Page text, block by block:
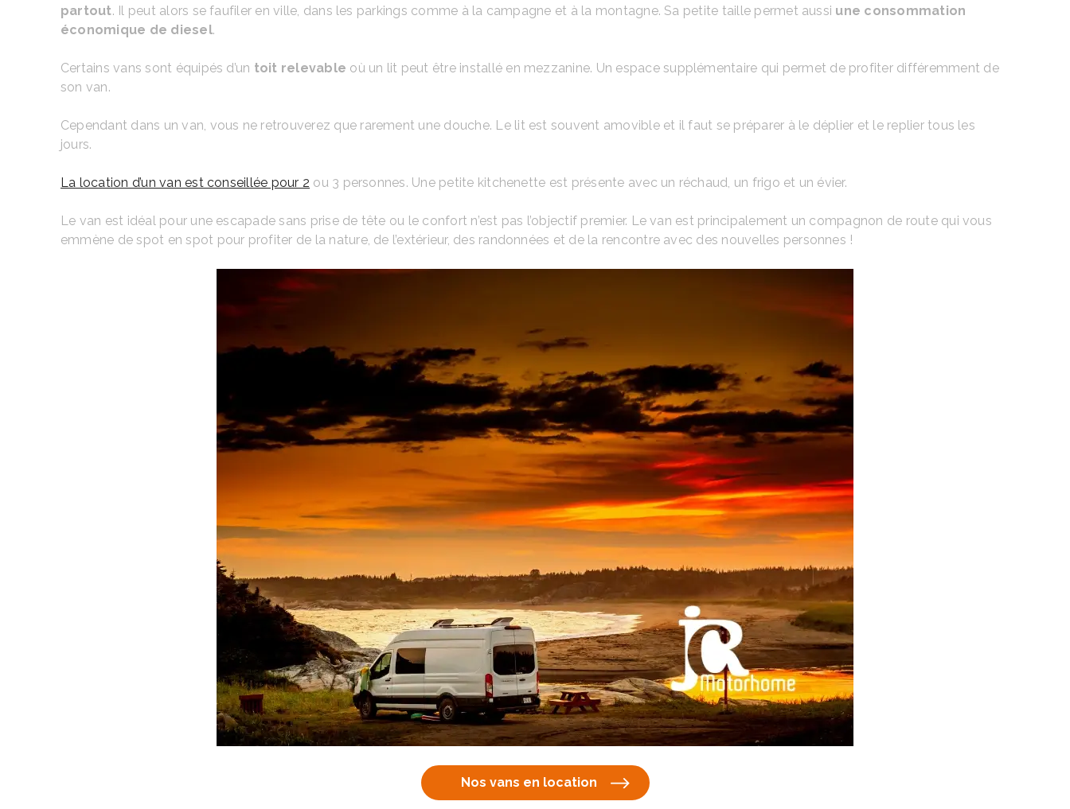
partout. Il peut alors se faufiler en ville, dans les parkings comme à la campagne et à la montagne. Sa petite taille permet aussi une consommation
économique de diesel.
Certains vans sont équipés d’un toit relevable où un lit peut être installé en mezzanine. Un espace supplémentaire qui permet de profiter différemment de
son van.
Cependant dans un van, vous ne retrouverez que rarement une douche. Le lit est souvent amovible et il faut se préparer à le déplier et le replier tous les
jours.
La location d’un van est conseillée pour 2 ou 3 personnes. Une petite kitchenette est présente avec un réchaud, un frigo et un évier.
Le van est idéal pour une escapade sans prise de tête ou le confort n’est pas l’objectif premier. Le van est principalement un compagnon de route qui vous
emmène de spot en spot pour profiter de la nature, de l’extérieur, des randonnées et de la rencontre avec des nouvelles personnes !
Nos vans en location